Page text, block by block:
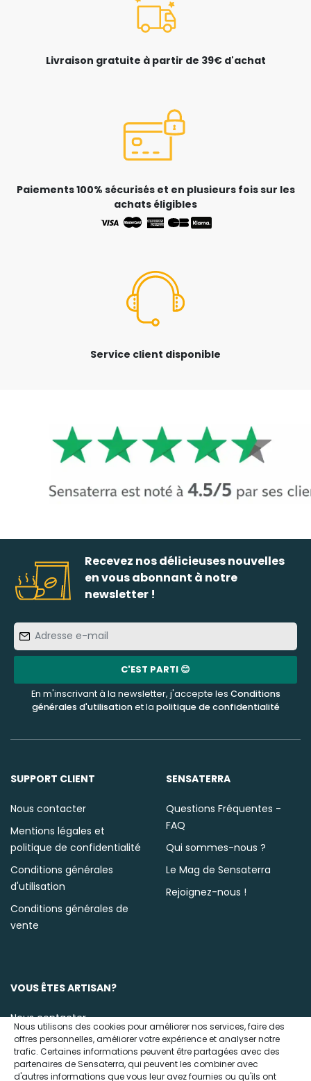
Livraison gratuite à partir de 39€ d'achat
Paiements 100% sécurisés et en plusieurs fois sur les
achats éligibles
Service client disponible
Recevez nos délicieuses nouvelles
en vous abonnant à notre
newsletter !
e-
mail
C'EST PARTI 😊
En m'inscrivant à la newsletter, j'accepte les Conditions
générales d'utilisationet la politique de confidentialité
SUPPORT CLIENT
Nous contacter
Mentions légales et
politique de confidentialité
Conditions générales
d'utilisation
Conditions générales de
vente
SENSATERRA
Questions Fréquentes -
FAQ
Qui sommes-nous ?
Le Mag de Sensaterra
Rejoignez-nous !
VOUS ÊTES ARTISAN?
Nous contacter
Nous utilisons des cookies pour améliorer nos services, faire des
offres personnelles, améliorer votre expérience et analyser notre
trafic. Certaines informations peuvent être partagées avec des
partenaires de Sensaterra, qui peuvent les combiner avec
d'autres informations que vous leur avez fournies ou qu'ils ont